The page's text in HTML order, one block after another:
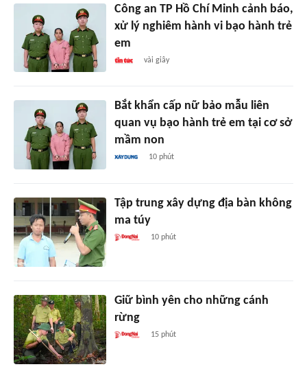
Công an TP Hồ Chí Minh cảnh báo,
xử lý nghiêm hành vi bạo hành trẻ
em
vài giây
Bắt khẩn cấp nữ bảo mẫu liên
quan vụ bạo hành trẻ em tại cơ sở
mầm non
10 phút
Tập trung xây dựng địa bàn không
ma túy
10 phút
Giữ bình yên cho những cánh
rừng
15 phút